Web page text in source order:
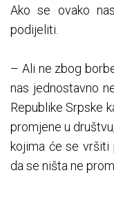
Ako se ovako
podijeliti.
– Ali ne zbog
nas jednostavno
Republike Srpske
promjene u
kojima će se vršiti
da se ništa ne